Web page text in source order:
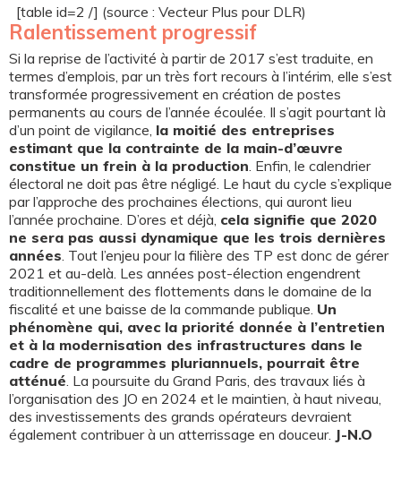
[table id=2 /] (source : Vecteur Plus pour DLR)
Ralentissement progressif
Si la reprise de l’activité à partir de 2017 s’est traduite, en
termes d’emplois, par un très fort recours à l’intérim, elle s’est
transformée progressivement en création de postes
permanents au cours de l’année écoulée. Il s’agit pourtant là
d’un point de vigilance, la moitié des entreprises
estimant que la contrainte de la main-d’œuvre
constitue un frein à la production. Enfin, le calendrier
électoral ne doit pas être négligé. Le haut du cycle s’explique
par l’approche des prochaines élections, qui auront lieu
l’année prochaine. D’ores et déjà, cela signifie que 2020
ne sera pas aussi dynamique que les trois dernières
années. Tout l’enjeu pour la filière des TP est donc de gérer
2021 et au-delà. Les années post-élection engendrent
traditionnellement des flottements dans le domaine de la
fiscalité et une baisse de la commande publique. Un
phénomène qui, avec la priorité donnée à l’entretien
et à la modernisation des infrastructures dans le
cadre de programmes pluriannuels, pourrait être
atténué. La poursuite du Grand Paris, des travaux liés à
l’organisation des JO en 2024 et le maintien, à haut niveau,
des investissements des grands opérateurs devraient
également contribuer à un atterrissage en douceur. J-N.O